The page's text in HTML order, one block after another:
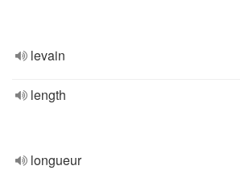
levain
length
longueur